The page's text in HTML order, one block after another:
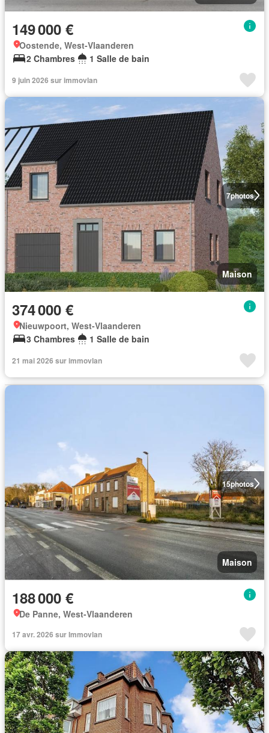
149 000 €
Oostende, West-Vlaanderen
2 Chambres
1 Salle de bain
9 juin 2026 sur immovlan
7photos
Maison
374 000 €
Nieuwpoort, West-Vlaanderen
3 Chambres
1 Salle de bain
21 mai 2026 sur immovlan
15photos
Maison
188 000 €
De Panne, West-Vlaanderen
17 avr. 2026 sur Immovlan